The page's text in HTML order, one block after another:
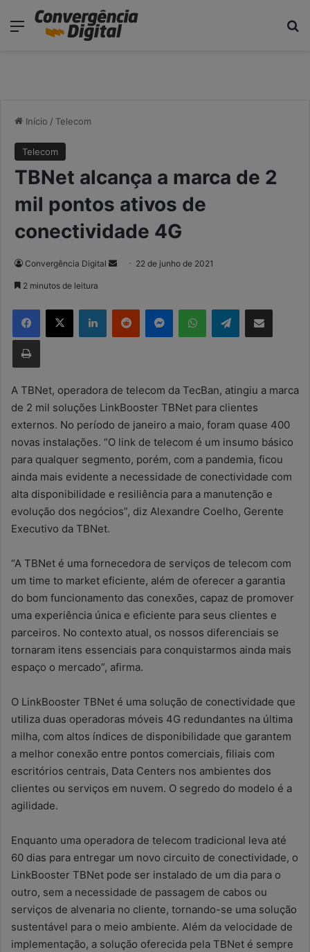
Menu
Início / Telecom
Telecom
TBNet alcança a marca de 2
mil pontos ativos de
conectividade 4G
Convergência Digital
-
m
a
22 de junho de 2021
2 minutos de leitura
Telegram
A TBNet, operadora de telecom da TecBan, atingiu a marca
de 2 mil soluções LinkBooster TBNet para clientes
externos. No período de janeiro a maio, foram quase 400
novas instalações. “O link de telecom é um insumo básico
para qualquer segmento, porém, com a pandemia, ficou
ainda mais evidente a necessidade de conectividade com
alta disponibilidade e resiliência para a manutenção e
evolução dos negócios”, diz Alexandre Coelho, Gerente
Executivo da TBNet.
“A TBNet é uma fornecedora de serviços de telecom com
um time to market eficiente, além de oferecer a garantia
do bom funcionamento das conexões, capaz de promover
uma experiência única e eficiente para seus clientes e
parceiros. No contexto atual, os nossos diferenciais se
tornaram itens essenciais para conquistarmos ainda mais
espaço o mercado”, afirma.
O LinkBooster TBNet é uma solução de conectividade que
utiliza duas operadoras móveis 4G redundantes na última
milha, com altos índices de disponibilidade que garantem
a melhor conexão entre pontos comerciais, filiais com
escritórios centrais, Data Centers nos ambientes dos
clientes ou serviços em nuvem. O segredo do modelo é a
agilidade.
Enquanto uma operadora de telecom tradicional leva até
60 dias para entregar um novo circuito de conectividade, o
LinkBooster TBNet pode ser instalado de um dia para o
outro, sem a necessidade de passagem de cabos ou
serviços de alvenaria no cliente, tornando-se uma solução
sustentável para o meio ambiente. Além da velocidade de
implementação, a solução oferecida pela TBNet é sempre